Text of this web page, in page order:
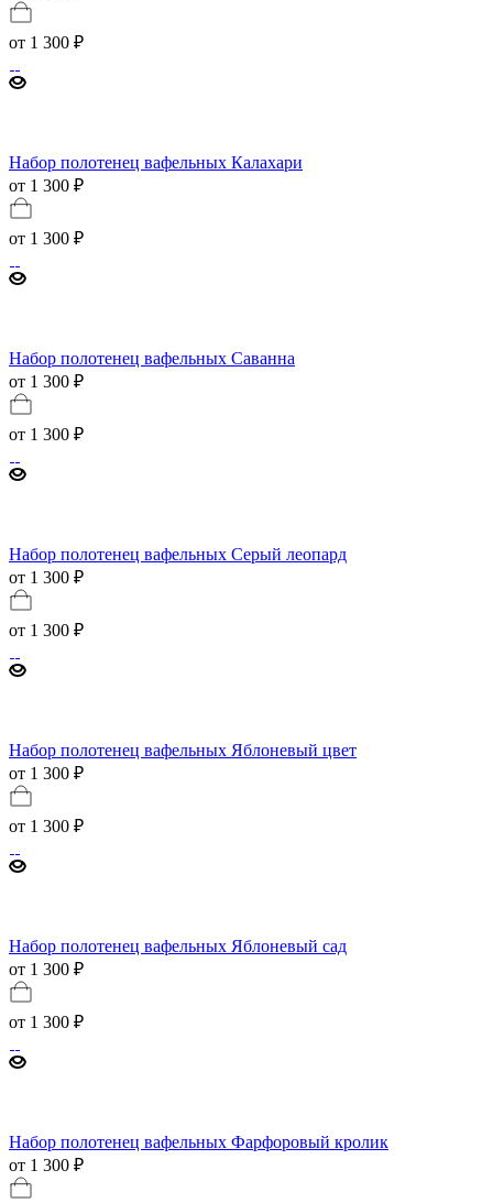
от 1 300 ₽
Набор полотенец вафельных Калахари
от 1 300 ₽
от 1 300 ₽
Набор полотенец вафельных Саванна
от 1 300 ₽
от 1 300 ₽
Набор полотенец вафельных Серый леопард
от 1 300 ₽
от 1 300 ₽
Набор полотенец вафельных Яблоневый цвет
от 1 300 ₽
от 1 300 ₽
Набор полотенец вафельных Яблоневый сад
от 1 300 ₽
от 1 300 ₽
Набор полотенец вафельных Фарфоровый кролик
от 1 300 ₽